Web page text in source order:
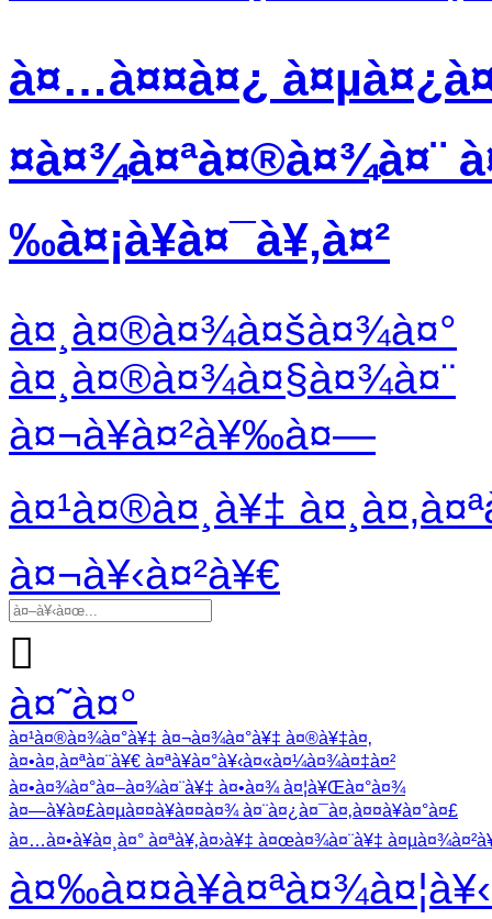
à¤…à¤¤à¤¿
¤à¤¾à¤ªà¤®à¤¾à¤¨
‰à¤¡à¥à¤¯à¥‚à¤²
à¤¸à¤®à¤¾à¤šà¤¾à¤°
à¤¸à¤®à¤¾à¤§à¤¾à¤¨
à¤¬à¥à¤²à¥‰à¤—
à¤¹à¤®à¤¸à¥‡
à¤¬à¥‹à¤²à¥€

à¤˜à¤°
à¤¹à¤®à¤¾à¤°à¥‡ à¤¬à¤¾à¤°à¥‡ à¤®à¥‡à¤‚
à¤•à¤‚à¤ªà¤¨à¥€ à¤ªà¥à¤°à¥‹à¤«à¤¼à¤¾à¤‡à¤²
à¤•à¤¾à¤°à¤–à¤¾à¤¨à¥‡ à¤•à¤¾ à¤¦à¥Œà¤°à¤¾
à¤—à¥à¤£à¤µà¤¤à¥à¤¤à¤¾ à¤¨à¤¿à¤¯à¤‚à¤¤à¥à¤°à¤£
à¤…à¤•à¥à¤¸à¤° à¤ªà¥‚à¤›à¥‡ à¤œà¤¾à¤¨à¥‡